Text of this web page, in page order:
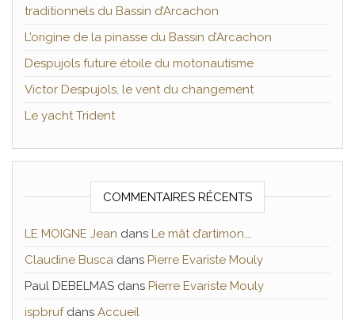
traditionnels du Bassin d’Arcachon
L’origine de la pinasse du Bassin d’Arcachon
Despujols future étoile du motonautisme
Victor Despujols, le vent du changement
Le yacht Trident
COMMENTAIRES RÉCENTS
LE MOIGNE Jean dans Le mât d’artimon….
Claudine Busca dans Pierre Evariste Mouly
Paul DEBELMAS dans Pierre Evariste Mouly
ispbrufdans Accueil